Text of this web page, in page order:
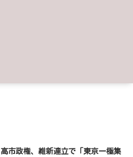
高市政権、維新連立で「東京一極集